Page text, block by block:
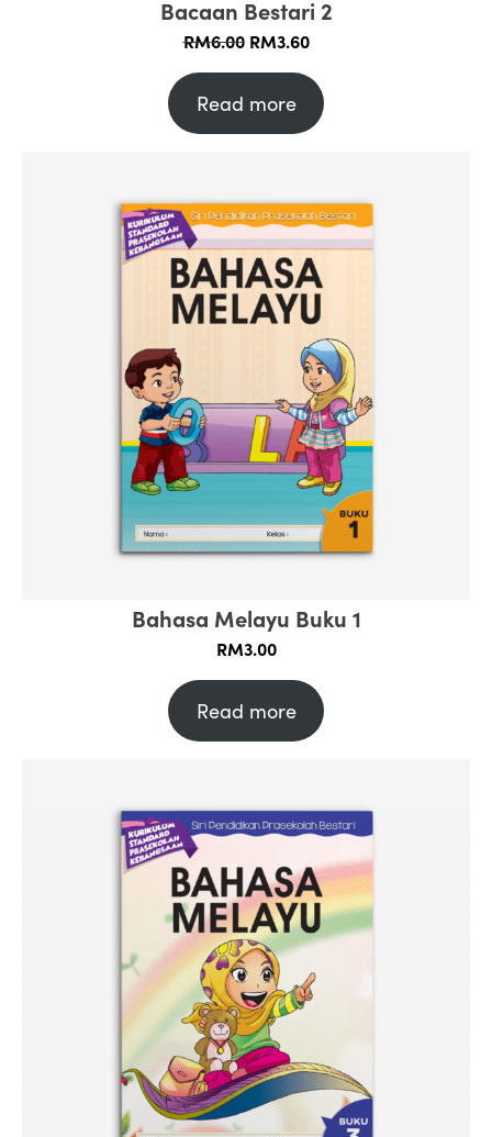
Bacaan Bestari 2
RM6.00 Original
price
RM6.00.
RM3.60Current
is:
RM3.60.
Read more
Bahasa Melayu Buku 1
RM3.00
Read more